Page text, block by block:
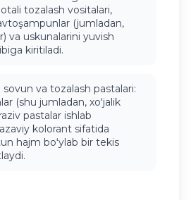
tozalash vositalari,
(jumladan,
va uskunalarini yuvish
kiritiladi.
sovun va tozalash pastalari:
(shu jumladan, xoʻjalik
pastalar ishlab
kolorant sifatida
hajm boʻylab bir tekis